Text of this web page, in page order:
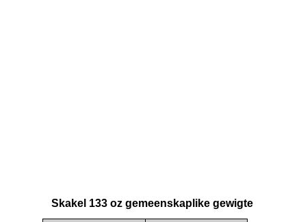
Skakel 133 oz gemeenskaplike gewigte